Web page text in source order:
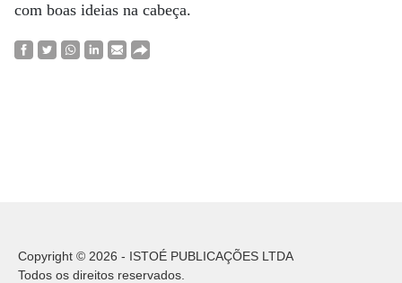
com boas ideias na cabeça.
Copyright © 2026 - ISTOÉ PUBLICAÇÕES LTDA
Todos os direitos reservados.